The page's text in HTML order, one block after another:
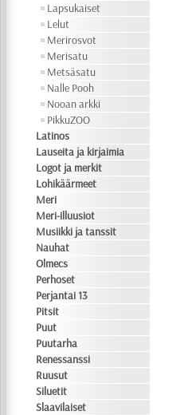
Lapsukaiset
Lelut
Merirosvot
Merisatu
Metsäsatu
Nalle Pooh
Nooan arkki
PikkuZOO
Latinos
Lauseita ja kirjaimia
Logot ja merkit
Lohikäärmeet
Meri
Meri-illuusiot
Musiikki ja tanssit
Nauhat
Olmecs
Perhoset
Perjantai 13
Pitsit
Puut
Puutarha
Renessanssi
Ruusut
Siluetit
Slaavilaiset